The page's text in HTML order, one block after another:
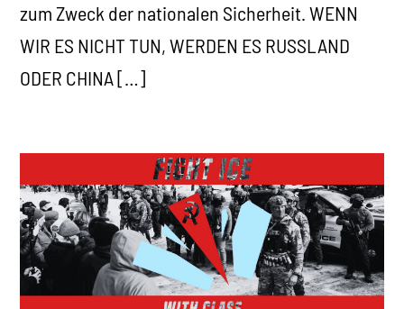
zum Zweck der nationalen Sicherheit. WENN
WIR ES NICHT TUN, WERDEN ES RUSSLAND
ODER CHINA […]